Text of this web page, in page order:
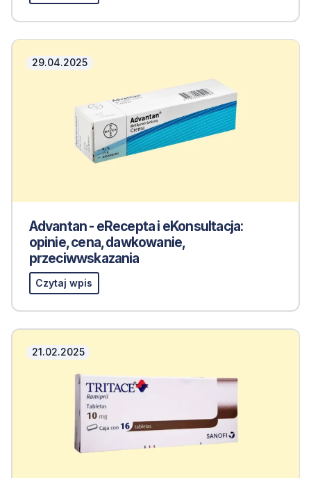
29.04.2025
Advantan - eRecepta i eKonsultacja:
opinie, cena, dawkowanie,
przeciwwskazania
Czytaj wpis
21.02.2025